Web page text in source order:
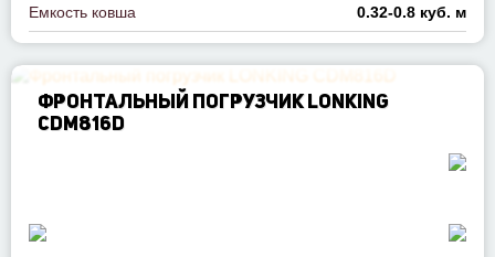
Емкость ковша 0.32-0.8 куб. м
ФРОНТАЛЬНЫЙ ПОГРУЗЧИК LONKING
CDM816D